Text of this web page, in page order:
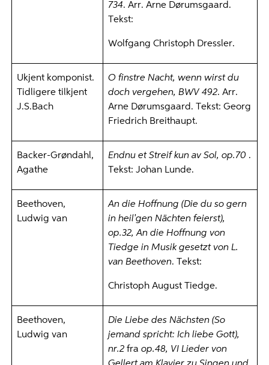
734. Arr. Arne Dørumsgaard.
Tekst:
Wolfgang Christoph Dressler.
Ukjent komponist.
Tidligere tilkjent
J.S.Bach
O finstre Nacht, wenn wirst du
doch vergehen, BWV 492. Arr.
Arne Dørumsgaard. Tekst: Georg
Friedrich Breithaupt.
Backer-Grøndahl,
Agathe
Endnu et Streif kun av Sol, op.70 .
Tekst: Johan Lunde.
Beethoven,
Ludwig van
An die Hoffnung (Die du so gern
in heil'gen Nächten feierst),
op.32, An die Hoffnung von
Tiedge in Musik gesetzt von L.
van Beethoven. Tekst:
Christoph August Tiedge.
Beethoven,
Ludwig van
Die Liebe des Nächsten (So
jemand spricht: Ich liebe Gott),
nr.2 fra op.48, VI Lieder von